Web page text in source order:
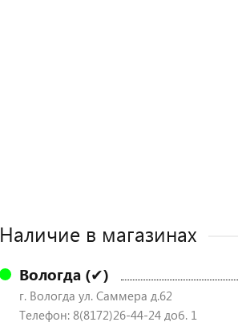
Наличие в магазинах
Вологда (✔)
г. Вологда ул. Саммера д.62
Телефон: 8(8172)26-44-24 доб. 1